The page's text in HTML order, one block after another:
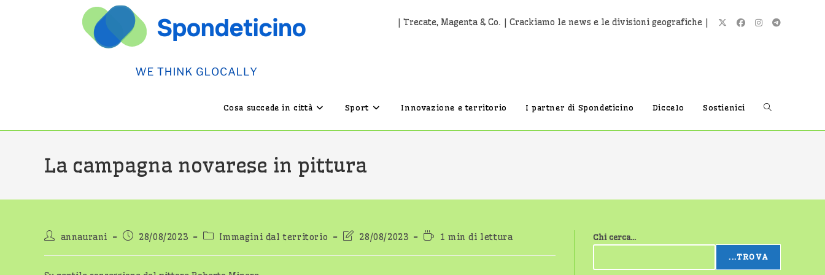
| Trecate, Magenta & Co. | Crackiamo le news e le divisioni geografiche |
Cosa succede in città Sport Innovazione e territorio I partner di Spondeticino Diccelo Sostienici Attiva/
ricerca
sul
La campagna novarese in pittura
Autoreannaurani
Articolo
28/08/2023
Categoria
Immagini dal territorio
Ultima
dell'articolo:
28/08/2023
Tempo
lettura:
1 min di lettura Chi cerca...
...TROVA